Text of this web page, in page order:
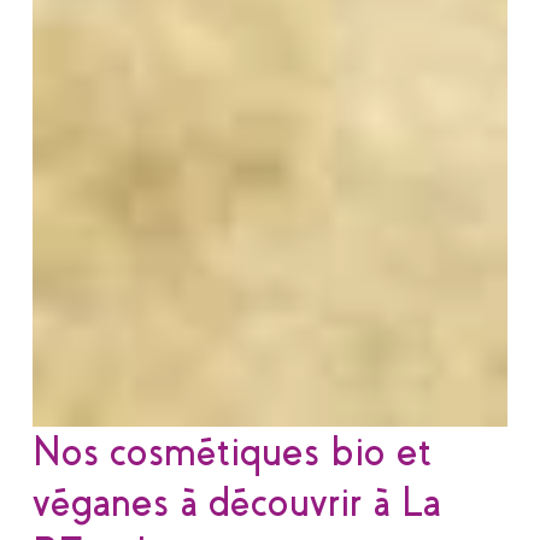
Nos cosmétiques bio et
véganes à découvrir à La